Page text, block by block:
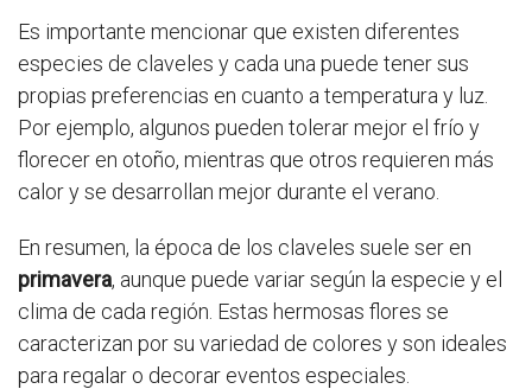
Es importante mencionar que existen diferentes
especies de claveles y cada una puede tener sus
propias preferencias en cuanto a temperatura y luz.
Por ejemplo, algunos pueden tolerar mejor el frío y
florecer en otoño, mientras que otros requieren más
calor y se desarrollan mejor durante el verano.
En resumen, la época de los claveles suele ser en
primavera, aunque puede variar según la especie y el
clima de cada región. Estas hermosas flores se
caracterizan por su variedad de colores y son ideales
para regalar o decorar eventos especiales.